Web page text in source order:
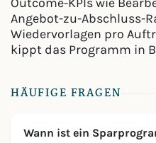
Angebot-zu-Abschluss-
Wiedervorlagen pro
kippt das Programm in
HÄUFIGE FRAGEN
Wann ist ein